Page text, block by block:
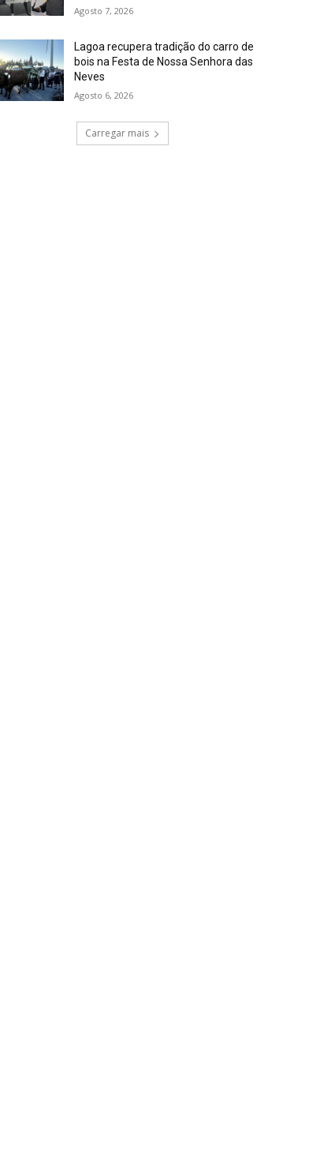
Agosto 7, 2026
Lagoa recupera tradição do carro de
bois na Festa de Nossa Senhora das
Neves
Agosto 6, 2026
Carregar mais